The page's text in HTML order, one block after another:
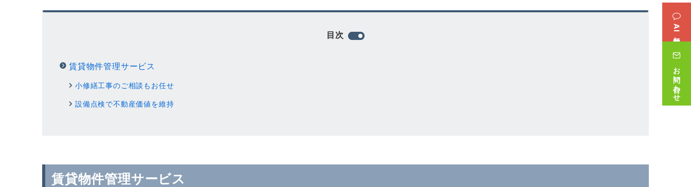
目次
賃貸物件管理サービス
小修繕工事のご相談もお任せ
設備点検で不動産価値を維持
賃貸物件管理サービス
AI無料相談
お問い合わせ